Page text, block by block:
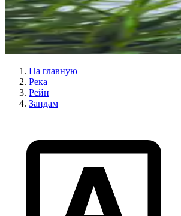
На главную
Река
Рейн
Зандам